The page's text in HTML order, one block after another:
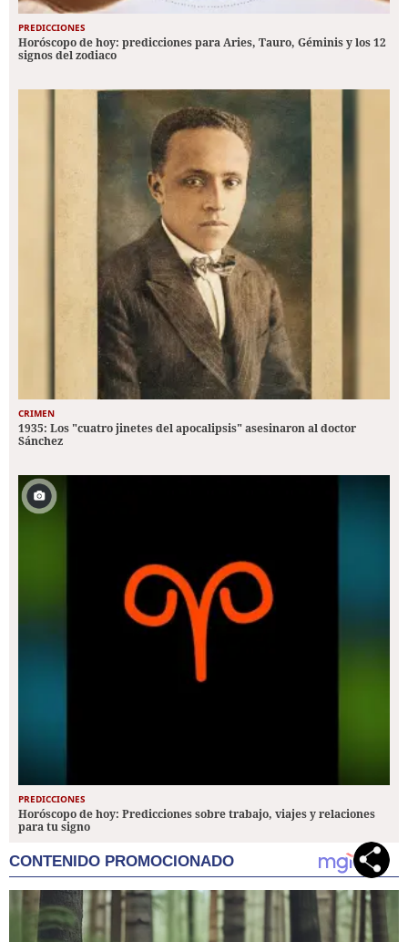
PREDICCIONES
Horóscopo de hoy: predicciones para Aries, Tauro, Géminis y los 12
signos del zodiaco
CRIMEN
1935: Los "cuatro jinetes del apocalipsis" asesinaron al doctor
Sánchez
PREDICCIONES
Horóscopo de hoy: Predicciones sobre trabajo, viajes y relaciones
para tu signo
CONTENIDO PROMOCIONADO